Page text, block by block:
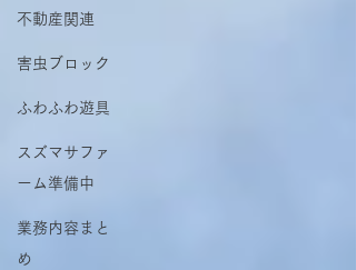
不動産関連
害虫ブロック
ふわふわ遊具
スズマサファ
ーム準備中
業務内容まと
め